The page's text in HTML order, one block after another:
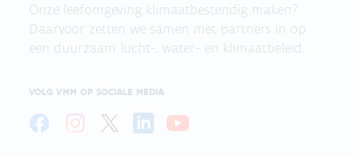
Onze leefomgeving klimaatbestendig maken?
Daarvoor zetten we samen met partners in op
een duurzaam lucht-, water- en klimaatbeleid.
VOLG VMM OP SOCIALE MEDIA